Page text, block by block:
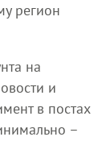
регион
на
и
в постах
–